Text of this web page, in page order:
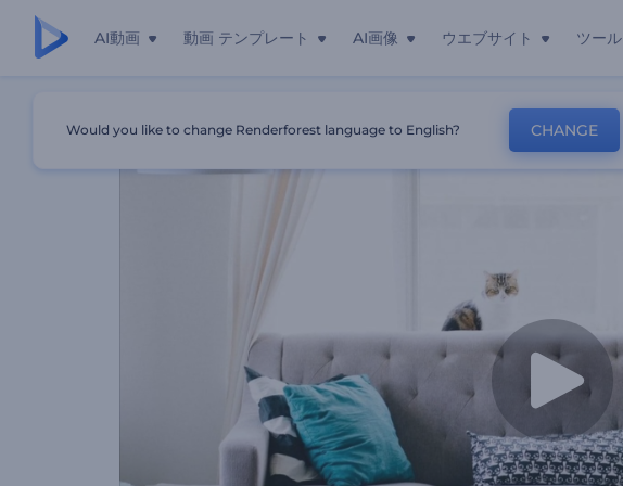
AI動画 動画 テンプレート AI画像 ウエブサイト ツール
Would you like to change Renderforest language to English? CHANGE